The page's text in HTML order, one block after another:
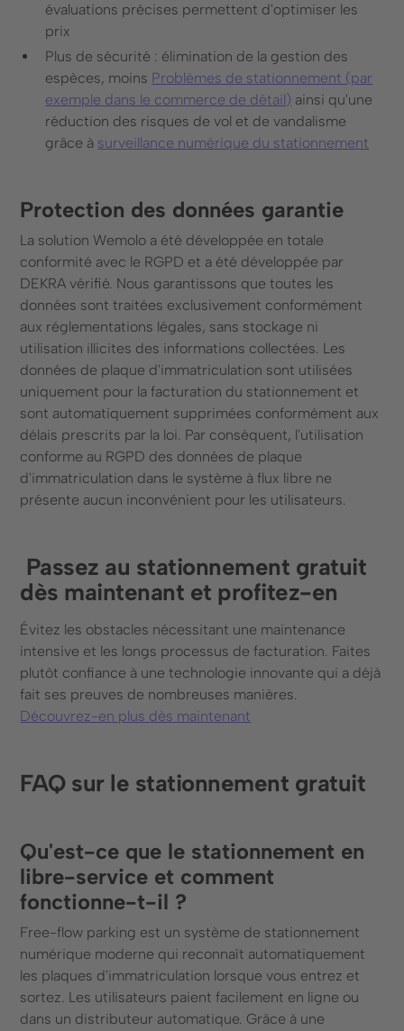
évaluations précises permettent d'optimiser les
prix
Plus de sécurité : élimination de la gestion des
espèces, moins Problèmes de stationnement (par
exemple dans le commerce de détail) ainsi qu'une
réduction des risques de vol et de vandalisme
grâce à surveillance numérique du stationnement
Protection des données garantie
La solution Wemolo a été développée en totale
conformité avec le RGPD et a été développée par
DEKRA vérifié. Nous garantissons que toutes les
données sont traitées exclusivement conformément
aux réglementations légales, sans stockage ni
utilisation illicites des informations collectées. Les
données de plaque d'immatriculation sont utilisées
uniquement pour la facturation du stationnement et
sont automatiquement supprimées conformément aux
délais prescrits par la loi. Par conséquent, l'utilisation
conforme au RGPD des données de plaque
d'immatriculation dans le système à flux libre ne
présente aucun inconvénient pour les utilisateurs.
‍ Passez au stationnement gratuit
dès maintenant et profitez-en
Évitez les obstacles nécessitant une maintenance
intensive et les longs processus de facturation. Faites
plutôt confiance à une technologie innovante qui a déjà
fait ses preuves de nombreuses manières.
Découvrez-en plus dès maintenant
FAQ sur le stationnement gratuit
Qu'est-ce que le stationnement en
libre-service et comment
fonctionne-t-il ?
Free-flow parking est un système de stationnement
numérique moderne qui reconnaît automatiquement
les plaques d'immatriculation lorsque vous entrez et
sortez. Les utilisateurs paient facilement en ligne ou
dans un distributeur automatique. Grâce à une